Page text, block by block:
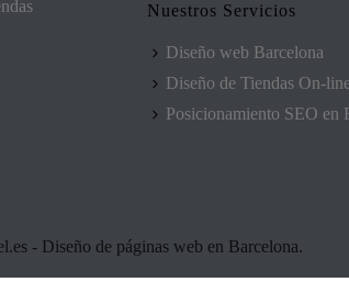
Nuestros Servicios
Diseño web Barcelona
Diseño de Tiendas On-
Posicionamiento SEO en